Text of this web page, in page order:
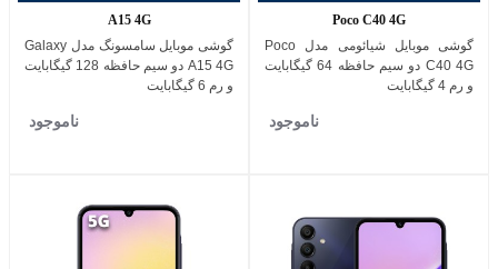
Poco C40 4G
گوشی موبایل شیائومی مدل Poco
C40 4G دو سیم حافظه 64 گیگابایت
و رم 4 گیگابایت
ناموجود
A15 4G
گوشی موبایل سامسونگ مدل Galaxy
A15 4G دو سیم حافظه 128 گیگابایت
و رم 6 گیگابایت
ناموجود